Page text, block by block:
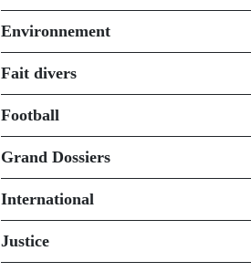
Environnement
Fait divers
Football
Grand Dossiers
International
Justice